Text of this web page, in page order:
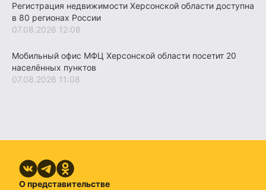
Регистрация недвижимости Херсонской области доступна
в 80 регионах России
07.08.2026 12:08
Мобильный офис МФЦ Херсонской области посетит 20
населённых пунктов
07.08.2026 11:08
О представительстве